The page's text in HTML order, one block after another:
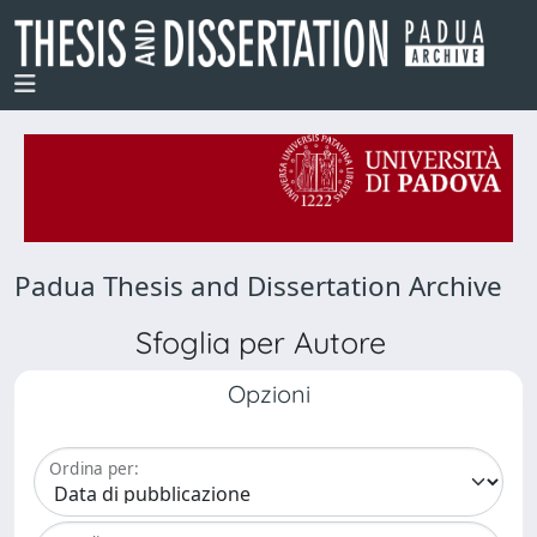
Padua Thesis and Dissertation Archive
Sfoglia per Autore
Opzioni
Ordina per: